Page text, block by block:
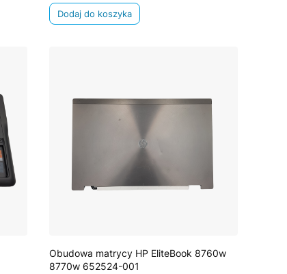
Dodaj do koszyka
Obudowa matrycy HP EliteBook 8760w
8770w 652524-001